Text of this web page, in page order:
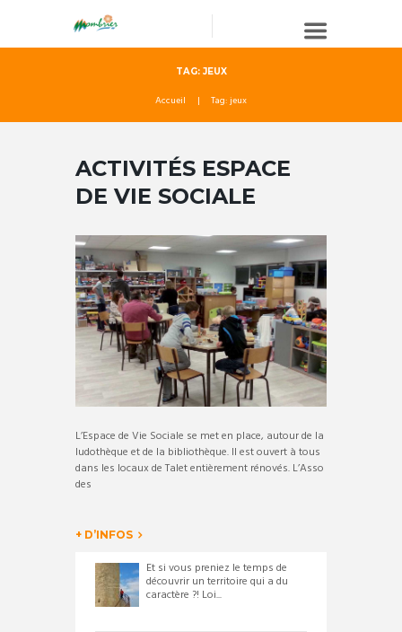
TAG: JEUX
Accueil Tag: jeux
ACTIVITÉS ESPACE
DE VIE SOCIALE
L’Espace de Vie Sociale se met en place, autour de la
ludothèque et de la bibliothèque. Il est ouvert à tous
dans les locaux de Talet entièrement rénovés. L’Asso
des
+ D’INFOS
Et si vous preniez le temps de
découvrir un territoire qui a du
caractère ?! Loi...